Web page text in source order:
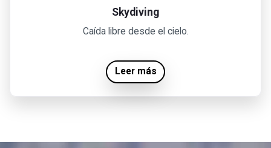
Skydiving
Caída libre desde el cielo.
Leer más